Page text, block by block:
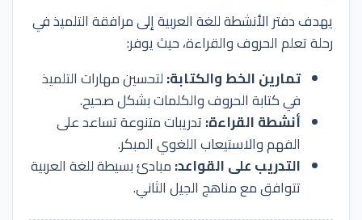
يهدف دفتر الأنشطة للغة العربية إلى مرافقة التلميذ في
رحلة تعلم الحروف والقراءة، حيث يوفر:
تمارين الخط والكتابة:لتحسين مهارات التلميذ
في كتابة الحروف والكلمات بشكل صحيح.
أنشطة القراءة:تدريبات متنوعة تساعد على
الفهم والاستيعاب اللغوي المبكر.
التدريب على القواعد:مبادئ بسيطة للغة العربية
تتوافق مع مناهج الجيل الثاني.